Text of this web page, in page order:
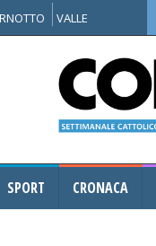
VALLE
SPORT CRONACA